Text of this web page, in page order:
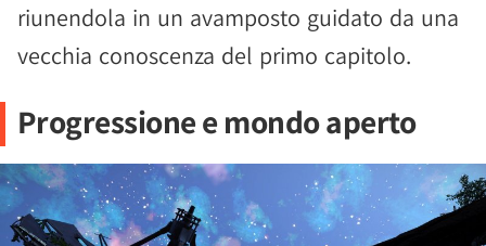
riunendola in un avamposto guidato da una
vecchia conoscenza del primo capitolo.
Progressione e mondo aperto